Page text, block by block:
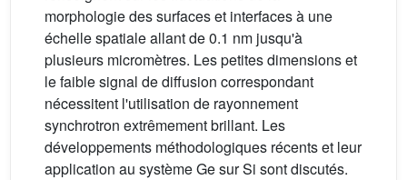
morphologie des surfaces et interfaces à une
échelle spatiale allant de 0.1 nm jusqu'à
plusieurs micromètres. Les petites dimensions et
le faible signal de diffusion correspondant
nécessitent l'utilisation de rayonnement
synchrotron extrêmement brillant. Les
développements méthodologiques récents et leur
application au système Ge sur Si sont discutés.